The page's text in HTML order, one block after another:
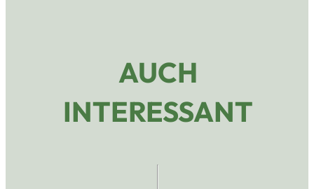
AUCH
INTERESSANT